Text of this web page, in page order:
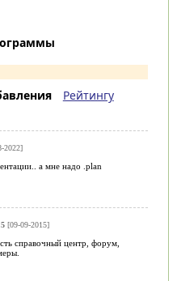
Рейтингу
2022]
а мне надо .plan
[09-09-2015]
справочный центр, форум,